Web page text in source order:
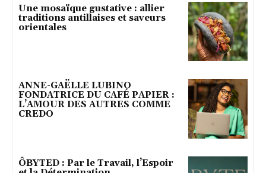
Une mosaïque gustative : allier
traditions antillaises et saveurs
orientales
ANNE-GAËLLE LUBINO
FONDATRICE DU CAFÉ PAPIER :
L’AMOUR DES AUTRES COMME
CREDO
ÔBYTED : Par le Travail, l’Espoir